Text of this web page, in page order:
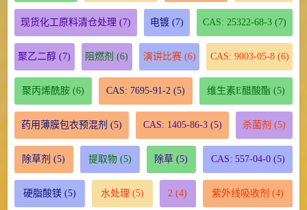
现货化工原料清仓处理 (7) 电镀 (7) CAS: 25322-68-3 (7)
聚乙二醇 (7) 阻燃剂 (6) 演讲比赛(6) CAS: 9003-05-8(6)
聚丙烯酰胺(6) CAS: 7695-91-2 (5) 维生素E醋酸酯 (5)
药用薄膜包衣预混剂 (5) CAS: 1405-86-3(5) 杀菌剂 (5)
除草剂 (5) 提取物(5) 除草 (5) CAS: 557-04-0(5)
硬脂酸镁(5) 水处理 (5) 2 (4) 紫外线吸收剂 (4)